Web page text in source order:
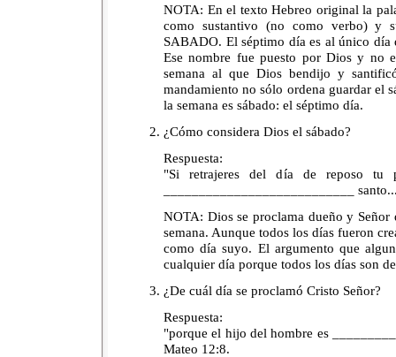
NOTA: En el texto Hebreo original la
como sustantivo (no como verbo) y
SABADO. El séptimo día es al único
Ese nombre fue puesto por Dios y no
semana al que Dios bendijo y
mandamiento no sólo ordena guardar el
la semana es sábado: el séptimo día.
¿Cómo considera Dios el sábado?
Respuesta:
"Si retrajeres del día de reposo tu
___________________________
NOTA: Dios se proclama dueño y
semana. Aunque todos los días fueron
como día suyo. El argumento que
cualquier día porque todos los días son
¿De cuál día se proclamó Cristo Señor?
Respuesta:
"porque el hijo del hombre es
Mateo 12:8.